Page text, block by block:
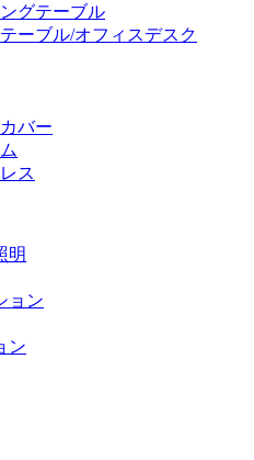
グテーブル
ーブル/オフィスデスク
バー
ス
明
ョン
ン